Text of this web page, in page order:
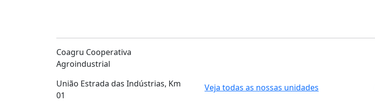
Coagru Cooperativa
Agroindustrial
União Estrada das Indústrias, Km
01
Veja todas as nossas unidades